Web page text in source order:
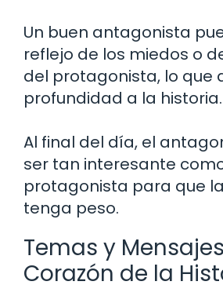
Un buen antagonista
reflejo de los miedos o
del protagonista, lo que
profundidad a la historia.
Al final del día, el
ser tan interesante
protagonista para que
tenga peso.
Temas y
Corazón de la